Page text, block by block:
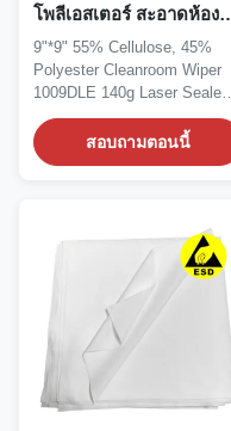
โพลีเอสเตอร์ สะอาดห้อง
1009DLE 140g
9"*9" 55% Cellulose, 45%
Polyester Cleanroom Wiper
1009DLE 140g Laser Sealed
Cleanroom...
สอบถามตอนนี้